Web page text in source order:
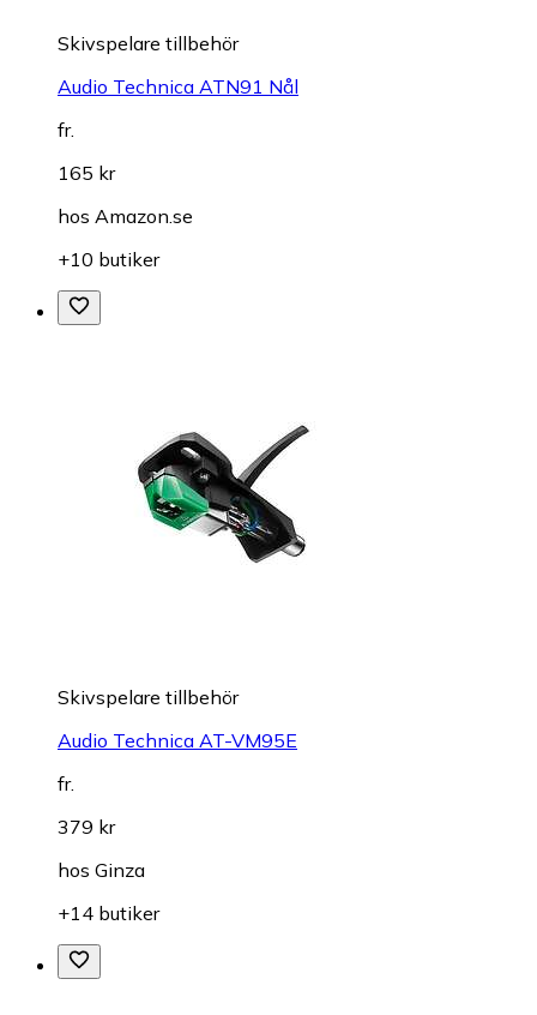
Skivspelare tillbehör
Audio Technica ATN91 Nål
fr.
165 kr
hos Amazon.se
+10 butiker
Skivspelare tillbehör
Audio Technica AT-VM95E
fr.
379 kr
hos Ginza
+14 butiker